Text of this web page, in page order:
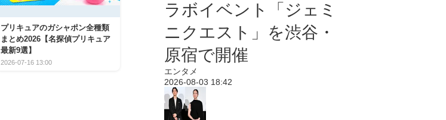
プリキュアのガシャポン全種類
まとめ2026【名探偵プリキュア
最新9選】
2026-07-16 13:00
ラボイベント「ジェミ
ニクエスト」を渋谷・
原宿で開催
エンタメ
2026-08-03 18:42